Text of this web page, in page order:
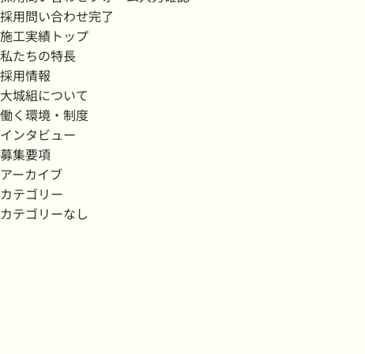
採用問い合わせ完了
施工実績トップ
私たちの特長
採用情報
大城組について
働く環境・制度
インタビュー
募集要項
アーカイブ
カテゴリー
カテゴリーなし